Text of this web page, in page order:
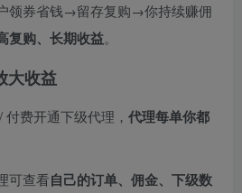
领券省钱→留存复购→你持续赚佣
复购、长期收益。
大收益
付费开通下级代理， 代理每单你都
可查看自己的订单、佣金、下级数